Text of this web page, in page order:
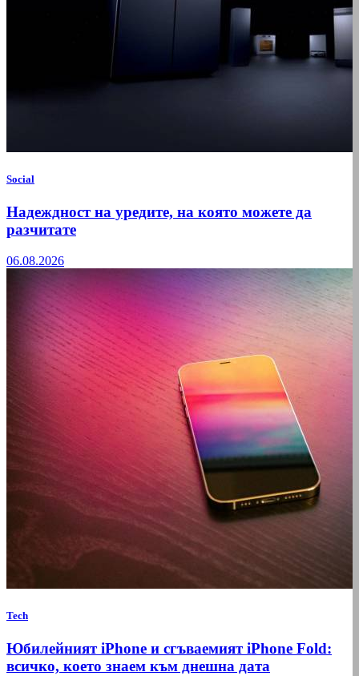
Social
Надеждност на уредите, на която можете да
разчитате
06.08.2026
Tech
Юбилейният iPhone и сгъваемият iPhone Fold:
всичко, което знаем към днешна дата